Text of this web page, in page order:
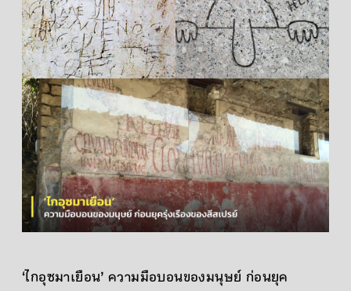
‘ไกอุซมาเยือน’ ความมือบอนของมนุษย์ ก่อนยุค